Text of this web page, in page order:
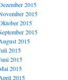
2015
2015
2015
2015
2015
2015
2015
2015
2015